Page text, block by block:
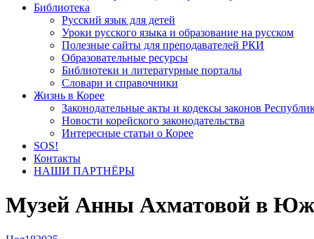
Библиотека
Русский язык для детей
Уроки русского языка и образование на русском
Полезные сайты для преподавателей РКИ
Образовательные ресурсы
Библиотеки и литературные порталы
Словари и справочники
Жизнь в Корее
Законодательные акты и кодексы законов
Новости корейского законодательства
Интересные статьи о Корее
SOS!
Контакты
НАШИ ПАРТНЁРЫ
Музей Анны Ахматовой в